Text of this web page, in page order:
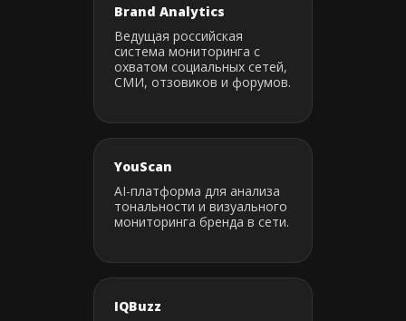
Brand Analytics
Ведущая российская
система мониторинга с
охватом социальных сетей,
СМИ, отзовиков и форумов.
YouScan
AI-платформа для анализа
тональности и визуального
мониторинга бренда в сети.
IQBuzz